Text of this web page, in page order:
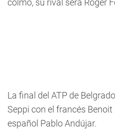
colmo, su rival será Roger
La final del ATP de
Seppi con el francés Benoit
español Pablo Andújar.